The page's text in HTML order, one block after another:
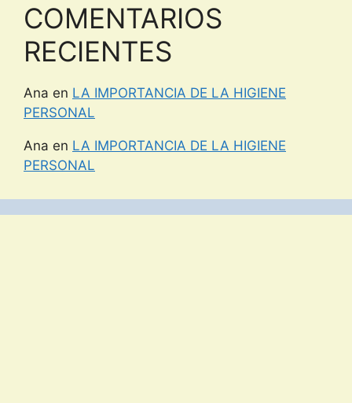
COMENTARIOS
RECIENTES
Ana en LA IMPORTANCIA DE LA HIGIENE
PERSONAL
Ana en LA IMPORTANCIA DE LA HIGIENE
PERSONAL